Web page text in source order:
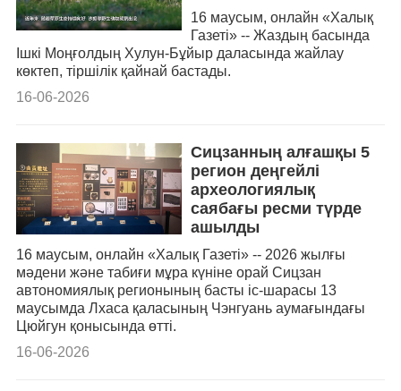
16 маусым, онлайн «Халық
Газеті» -- Жаздың басында
Ішкі Моңғолдың Хулун-Бұйыр даласында жайлау
көктеп, тіршілік қайнай бастады.
16-06-2026
Сицзанның алғашқы 5
регион деңгейлі
археологиялық
саябағы ресми түрде
ашылды
16 маусым, онлайн «Халық Газеті» -- 2026 жылғы
мәдени және табиғи мұра күніне орай Сицзан
автономиялық регионының басты іс-шарасы 13
маусымда Лхаса қаласының Чэнгуань аумағындағы
Цюйгун қонысында өтті.
16-06-2026